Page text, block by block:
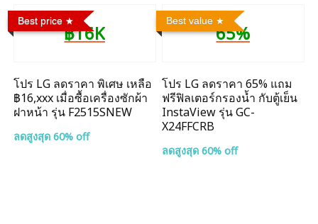
Best price
฿16K
โปร LG ลดราคา พิเศษ เหลือ
฿16,xxx เมื่อซื้อเครื่องซักผ้า
ฝาหน้า รุ่น F2515SNEW
ลดสูงสุด 60% off
Best value
65%
โปร LG ลดราคา 65% แถม
ฟรีฟิลเตอร์กรองน้ำ กับตู้เย็น
InstaView รุ่น GC-
X24FFCRB
ลดสูงสุด 60% off